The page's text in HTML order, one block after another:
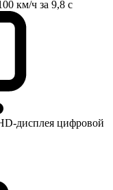
км/ч за 9,8 с
дисплея цифровой